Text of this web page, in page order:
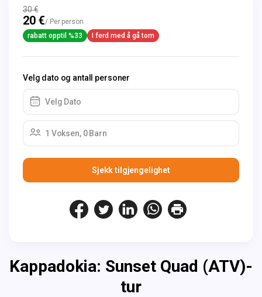
30 €
20 €/ Per person
rabatt opptil %33
I ferd med å gå tom
Velg dato og antall personer
Velg Dato
1 Voksen, 0 Barn
Sjekk tilgjengelighet
Kappadokia: Sunset Quad (ATV)-
tur